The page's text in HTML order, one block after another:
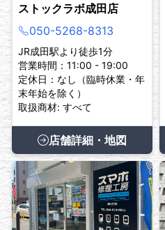
ストックラボ成田店
050-5268-8313
JR成田駅より徒歩1分
営業時間：11:00 - 19:00
定休日：なし（臨時休業・年
末年始を除く）
取扱商材: すべて
店舗詳細・地図